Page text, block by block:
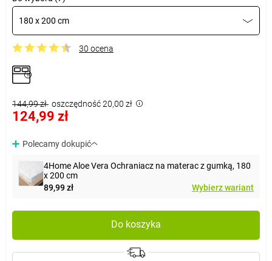
180 x 200 cm
30 ocena
144,99 zł oszczędność 20,00 zł
124,99 zł
Polecamy dokupić
4Home Aloe Vera Ochraniacz na materac z gumką, 180
x 200 cm
89,99 zł
Wybierz wariant
Do koszyka